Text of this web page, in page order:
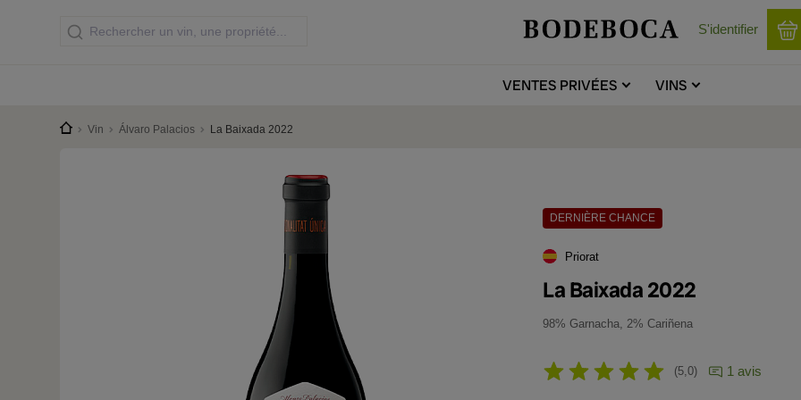
S'identifier
VENTES PRIVÉES VINS
Vin Álvaro Palacios La Baixada 2022
DERNIÈRE CHANCE
Priorat
La Baixada 2022
98% Garnacha, 2% Cariñena
5,0 1 avis